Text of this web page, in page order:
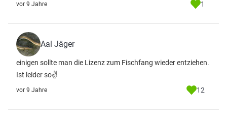
vor 9 Jahre 1
Aal Jäger
einigen sollte man die Lizenz zum Fischfang wieder entziehen.
Ist leider so✌
vor 9 Jahre 12